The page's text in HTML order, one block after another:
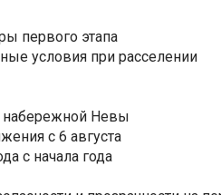
первого этапа
условия при расселении
набережной Невы
с 6 августа
с начала года